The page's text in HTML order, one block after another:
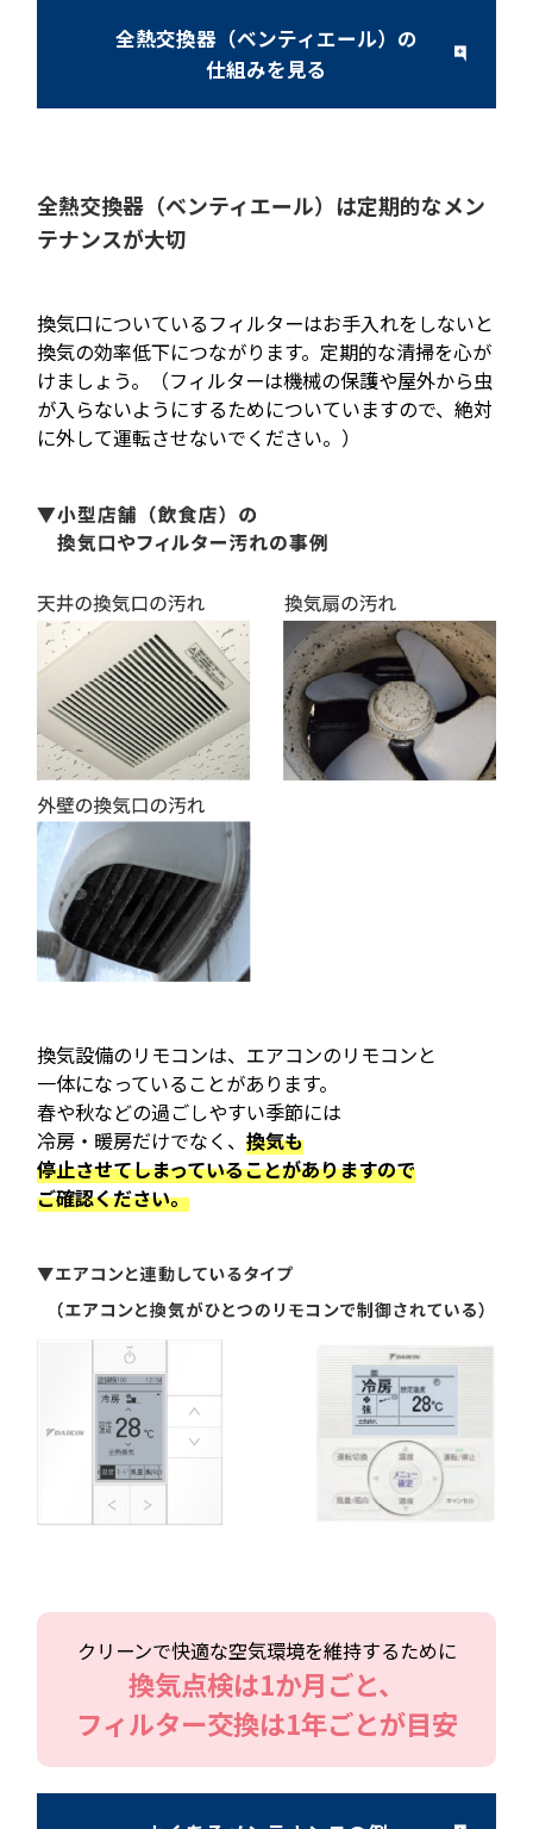
全熱交換器（ベンティエール）の
仕組みを見る
全熱交換器（ベンティエール）は定期的なメン
テナンスが大切
換気口についているフィルターはお手入れをしないと
換気の効率低下につながります。定期的な清掃を心が
けましょう。
（フィルターは機械の保護や屋外から虫
が入らないようにするためについていますので、絶対
に外して運転させないでください。）
換気設備のリモコンは、 エアコンのリモコンと
一体になっていることがあります。
春や秋などの過ごしやすい季節には
冷房・暖房だけでなく、換気も
停止させてしまっていることがありますので
ご確認ください。
クリーンで快適な空気環境を維持するために
換気点検は1か月ごと、
フィルター交換は1年ごとが目安